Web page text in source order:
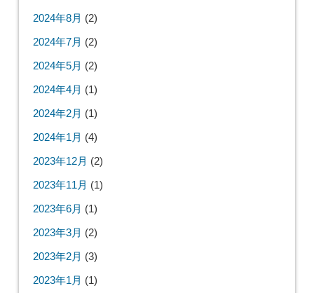
2024年8月 (2)
2024年7月 (2)
2024年5月 (2)
2024年4月 (1)
2024年2月 (1)
2024年1月 (4)
2023年12月 (2)
2023年11月 (1)
2023年6月 (1)
2023年3月 (2)
2023年2月 (3)
2023年1月 (1)